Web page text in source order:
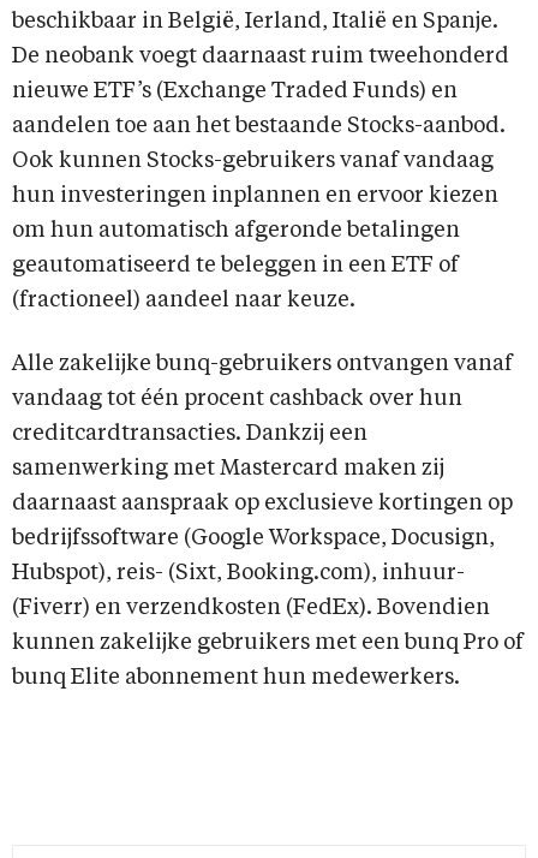
beschikbaar in België, Ierland, Italië en Spanje.
De neobank voegt daarnaast ruim tweehonderd
nieuwe ETF’s (Exchange Traded Funds) en
aandelen toe aan het bestaande Stocks-aanbod.
Ook kunnen Stocks-gebruikers vanaf vandaag
hun investeringen inplannen en ervoor kiezen
om hun automatisch afgeronde betalingen
geautomatiseerd te beleggen in een ETF of
(fractioneel) aandeel naar keuze.
Alle zakelijke bunq-gebruikers ontvangen vanaf
vandaag tot één procent cashback over hun
creditcardtransacties. Dankzij een
samenwerking met Mastercard maken zij
daarnaast aanspraak op exclusieve kortingen op
bedrijfssoftware (Google Workspace, Docusign,
Hubspot), reis- (Sixt, Booking.com), inhuur-
(Fiverr) en verzendkosten (FedEx). Bovendien
kunnen zakelijke gebruikers met een bunq Pro of
bunq Elite abonnement hun medewerkers.